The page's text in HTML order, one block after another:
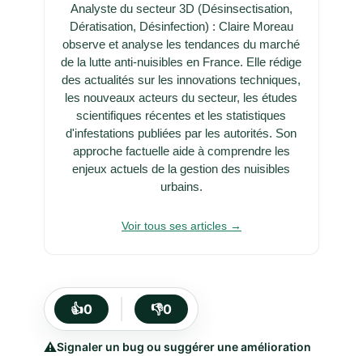
Analyste du secteur 3D (Désinsectisation,
Dératisation, Désinfection) : Claire Moreau
observe et analyse les tendances du marché
de la lutte anti-nuisibles en France. Elle rédige
des actualités sur les innovations techniques,
les nouveaux acteurs du secteur, les études
scientifiques récentes et les statistiques
d'infestations publiées par les autorités. Son
approche factuelle aide à comprendre les
enjeux actuels de la gestion des nuisibles
urbains.
Voir tous ses articles →
👍0 👎0
⚠️Signaler un bug ou suggérer une amélioration